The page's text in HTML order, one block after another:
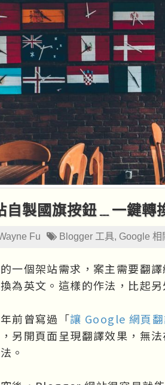
自製國旗按鈕﹍一鍵
Fu Blogger 工具, Google 相
一個架站需求，案主需要翻
為英文。這樣的作法，比起
前曾寫過「讓 Google 網頁
另開頁面呈現翻譯效果，無
。